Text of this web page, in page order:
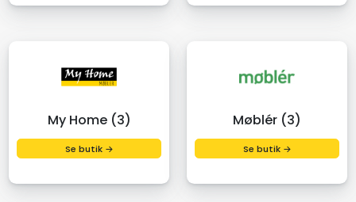
My Home (3)
Se butik →
Møblér (3)
Se butik →